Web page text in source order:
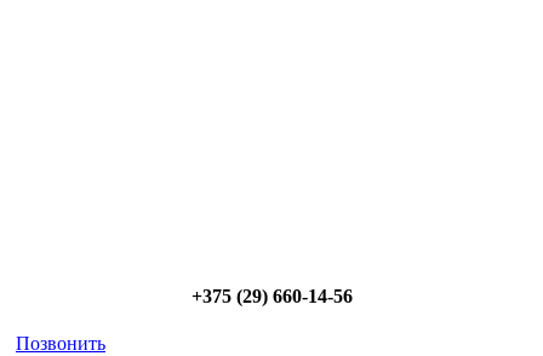
+375 (29) 660-14-56
Позвонить